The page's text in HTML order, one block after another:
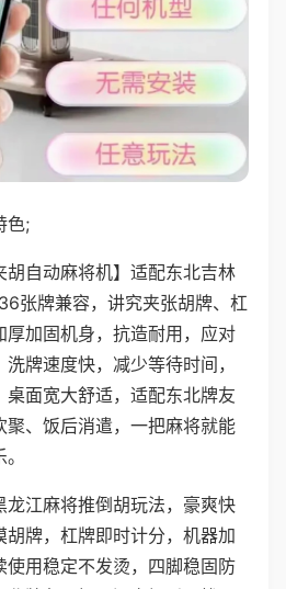
色;
胡自动麻将机】适配东北吉林
张牌兼容，讲究夹张胡牌、杠
厚加固机身，抗造耐用，应对
牌速度快，减少等待时间，
桌面宽大舒适，适配东北牌友
聚、饭后消遣，一把麻将就能
龙江麻将推倒胡玩法，豪爽快
牌，杠牌即时计分，机器加
使用稳定不发烫，四脚稳固防